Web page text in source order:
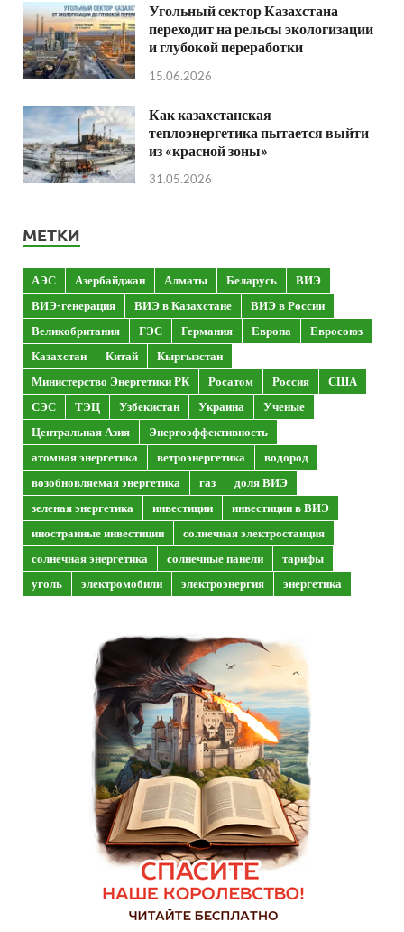
Угольный сектор Казахстана
переходит на рельсы экологизации
и глубокой переработки
15.06.2026
Как казахстанская
теплоэнергетика пытается выйти
из «красной зоны»
31.05.2026
МЕТКИ
АЭС Азербайджан Алматы Беларусь
ВИЭ
ВИЭ-генерация
ВИЭ в Казахстане
ВИЭ в России
Великобритания
ГЭС Германия Европа
Евросоюз
Казахстан
Китай
Кыргызстан
Министерство Энергетики РК
Росатом Россия
США
СЭС
ТЭЦ Узбекистан Украина
Ученые
Центральная Азия
Энергоэффективность
атомная энергетика
ветроэнергетика
водород
возобновляемая энергетика
газ
доля ВИЭ
зеленая энергетика
инвестиции
инвестиции в ВИЭ
иностранные инвестиции
солнечная электростанция
солнечная энергетика
солнечные панели
тарифы
уголь
электромобили электроэнергия энергетика